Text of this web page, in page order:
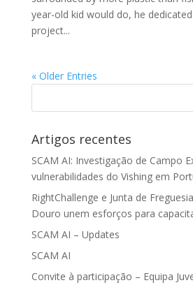
year-old kid would do, he
project...
« Older Entries
Artigos recentes
SCAM AI: Investigação de Campo
vulnerabilidades do Vishing em
RightChallenge e Junta de
Douro unem esforços para
SCAM AI – Updates
SCAM AI
Convite à participação – Equipa